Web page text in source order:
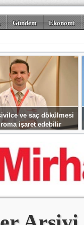
Gündem Ekonomi
ve saç dökülmesi
işaret edebilir